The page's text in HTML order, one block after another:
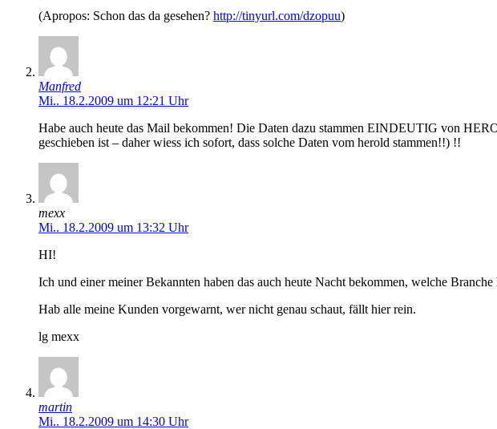
(Apropos: Schon das da gesehen? http://tinyurl.com/dzopuu)
Manfred
Mi.. 18.2.2009 um 12:21 Uhr
Habe auch heute das Mail bekommen! Die Daten dazu stammen EINDEUTIG von
geschieben ist – daher wiess ich sofort, dass solche Daten vom herold stammen!!) !!
mexx
Mi.. 18.2.2009 um 13:32 Uhr
HI!
Ich und einer meiner Bekannten haben das auch heute Nacht bekommen, welche
Hab alle meine Kunden vorgewarnt, wer nicht genau schaut, fällt hier rein.
lg mexx
martin
Mi.. 18.2.2009 um 14:30 Uhr